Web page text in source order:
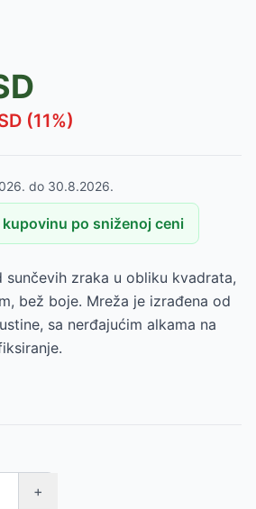
(11%)
do 30.8.2026.
kupovinu po sniženoj ceni
zraka u obliku kvadrata,
bež boje. Mreža je izrađena od
sa nerđajućim alkama na
+